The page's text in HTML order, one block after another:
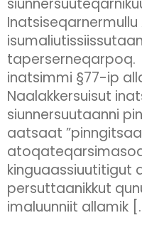
taperserneqarpoq.
inatsimmi §77-ip
Naalakkersuisut
siunnersuutaanni
aatsaat
persuttaanikkut
imaluunniit allamik